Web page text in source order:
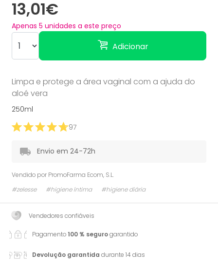
13,01€
Apenas 5 unidades a este preço
Adicionar
Limpa e protege a área vaginal com a ajuda do
aloé vera
250ml
97
Envio em 24-72h
Vendido por PromoFarma Ecom, S.L.
#zelesse
#higiene íntima #higiene diária
Vendedores confiáveis
Pagamento100 % segurogarantido
Devolução garantida durante 14 dias